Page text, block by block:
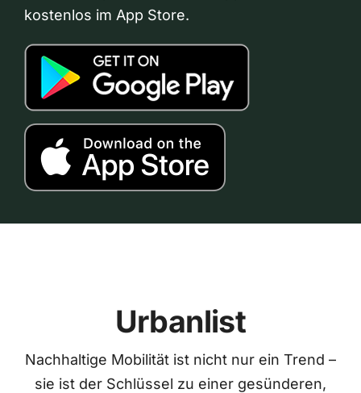
kostenlos im App Store.
Urbanlist
Nachhaltige Mobilität ist nicht nur ein Trend –
sie ist der Schlüssel zu einer gesünderen,